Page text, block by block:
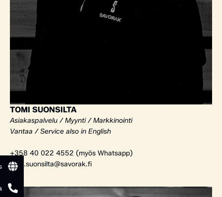
TOMI SUONSILTA
Asiakaspalvelu / Myynti / Markkinointi
Vantaa / Service also in English
+358 40 022 4552 (myös Whatsapp)
tomi.suonsilta@savorak.fi